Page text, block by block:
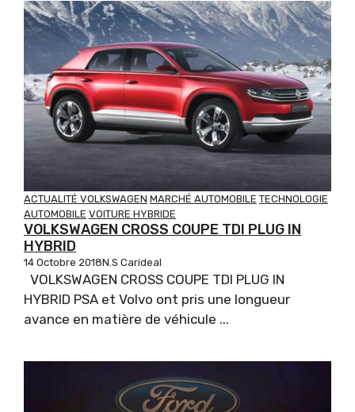
ACTUALITÉ VOLKSWAGEN MARCHÉ AUTOMOBILE TECHNOLOGIE
AUTOMOBILE VOITURE HYBRIDE
VOLKSWAGEN CROSS COUPE TDI PLUG IN
HYBRID
14 Octobre 2018N.S Carideal
VOLKSWAGEN CROSS COUPE TDI PLUG IN
HYBRID PSA et Volvo ont pris une longueur
avance en matière de véhicule ...